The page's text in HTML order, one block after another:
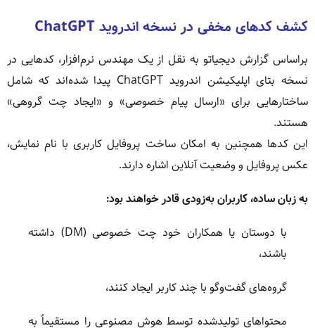
کشف کدهای مخفی در نسخه اندروید ChatGPT
براساس گزارش دیجیاتو به نقل از یک مهندس نرم‌افزار، کدهایی در
نسخه بتای اپلیکیشن اندروید ChatGPT پیدا شده‌اند که شامل
ساختارهایی برای «ارسال پیام خصوصی» و «ایجاد چت گروهی»
هستند.
این کدها همچنین به امکان ساخت پروفایل کاربری با نام نمایش،
عکس پروفایل و وضعیت آنلاین اشاره دارند.
به زبان ساده، کاربران به‌زودی قادر خواهند بود:
با دوستان یا همکاران خود چت خصوصی (DM) داشته
باشند،
گروه‌های گفت‌وگو با چند کاربر ایجاد کنند،
محتواهای تولیدشده توسط هوش مصنوعی را مستقیماً به